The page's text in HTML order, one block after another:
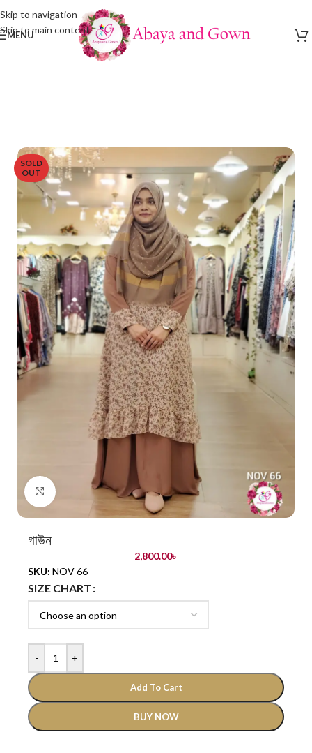
Skip to navigation
Skip to main content
MENU
SOLD
OUT
Click to enlarge
গাউন
2,800.00৳
SKU: NOV 66
SIZE CHART
- +
Add To Cart
BUY NOW